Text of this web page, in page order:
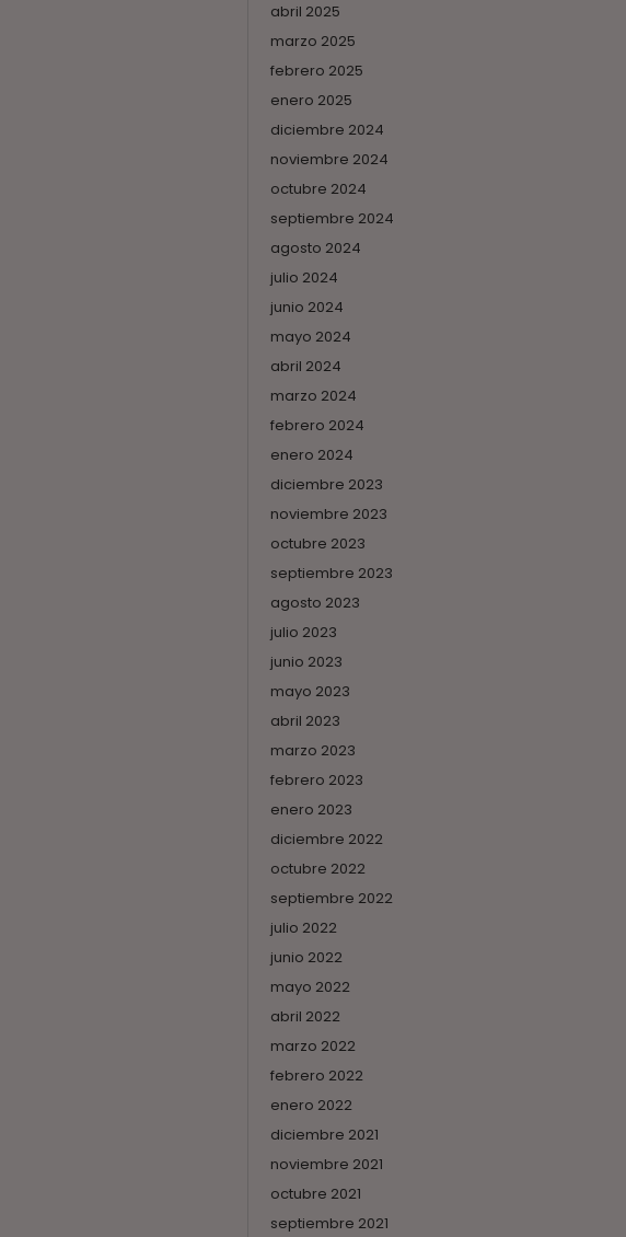
abril 2025
marzo 2025
febrero 2025
enero 2025
diciembre 2024
noviembre 2024
octubre 2024
septiembre 2024
agosto 2024
julio 2024
junio 2024
mayo 2024
abril 2024
marzo 2024
febrero 2024
enero 2024
diciembre 2023
noviembre 2023
octubre 2023
septiembre 2023
agosto 2023
julio 2023
junio 2023
mayo 2023
abril 2023
marzo 2023
febrero 2023
enero 2023
diciembre 2022
octubre 2022
septiembre 2022
julio 2022
junio 2022
mayo 2022
abril 2022
marzo 2022
febrero 2022
enero 2022
diciembre 2021
noviembre 2021
octubre 2021
septiembre 2021